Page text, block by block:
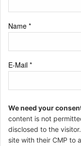
Name *
E-Mail *
We need your
content is not
disclosed to the
site with their CMP to